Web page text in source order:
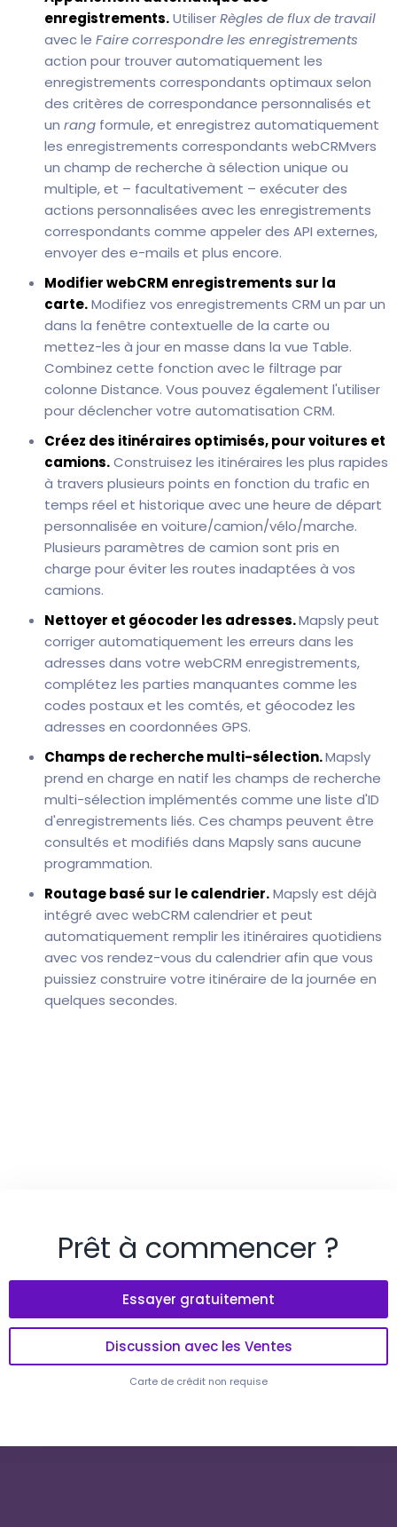
enregistrements.UtiliserRègles de flux de travail
avec le Faire correspondre les enregistrements
action pour trouver automatiquement les
enregistrements correspondants optimaux selon
des critères de correspondance personnalisés et
un rang formule, et enregistrez automatiquement
les enregistrements correspondants webCRMvers
un champ de recherche à sélection unique ou
multiple, et – facultativement – exécuter des
actions personnalisées avec les enregistrements
correspondants comme appeler des API externes,
envoyer des e-mails et plus encore.
Modifier webCRM enregistrements sur la
carte.Modifiez vos enregistrements CRM un par un
dans la fenêtre contextuelle de la carte ou
mettez-les à jour en masse dans la vue Table.
Combinez cette fonction avec le filtrage par
colonne Distance. Vous pouvez également l'utiliser
pour déclencher votre automatisation CRM.
Créez des itinéraires optimisés, pour voitures et
camions.Construisez les itinéraires les plus rapides
à travers plusieurs points en fonction du trafic en
temps réel et historique avec une heure de départ
personnalisée en voiture/camion/vélo/marche.
Plusieurs paramètres de camion sont pris en
charge pour éviter les routes inadaptées à vos
camions.
Nettoyer et géocoder les adresses.Mapsly peut
corriger automatiquement les erreurs dans les
adresses dans votre webCRM enregistrements,
complétez les parties manquantes comme les
codes postaux et les comtés, et géocodez les
adresses en coordonnées GPS.
Champs de recherche multi-sélection.Mapsly
prend en charge en natif les champs de recherche
multi-sélection implémentés comme une liste d'ID
d'enregistrements liés. Ces champs peuvent être
consultés et modifiés dans Mapsly sans aucune
programmation.
Routage basé sur le calendrier.Mapsly est déjà
intégré avec webCRM calendrier et peut
automatiquement remplir les itinéraires quotidiens
avec vos rendez-vous du calendrier afin que vous
puissiez construire votre itinéraire de la journée en
quelques secondes.
Prêt à commencer ?
Essayer gratuitement
Discussion avec les Ventes
Carte de crédit non requise